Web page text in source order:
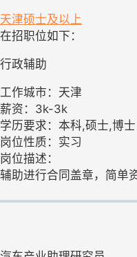
天津硕士及以上
在招职位如下：
行政辅助
工作城市：天津
薪资：3k-3k
学历要求：本科,硕士,博士
岗位性质：实习
岗位描述：
辅助进行合同盖章，简单